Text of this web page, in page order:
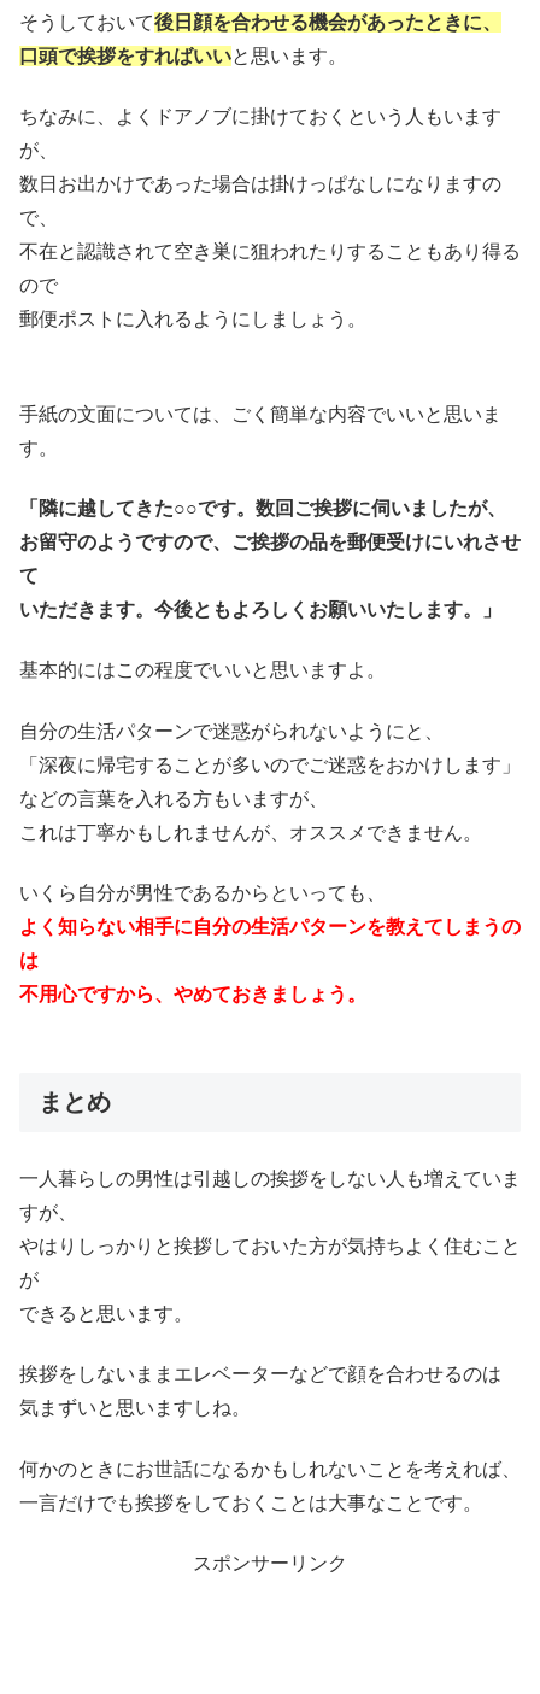
そうしておいて後日顔を合わせる機会があったときに、
口頭で挨拶をすればいいと思います。
ちなみに、よくドアノブに掛けておくという人もいます
が、
数日お出かけであった場合は掛けっぱなしになりますの
で、
不在と認識されて空き巣に狙われたりすることもあり得る
ので
郵便ポストに入れるようにしましょう。
手紙の文面については、ごく簡単な内容でいいと思いま
す。
「隣に越してきた○○です。数回ご挨拶に伺いましたが、
お留守のようですので、ご挨拶の品を郵便受けにいれさせ
て
いただきます。今後ともよろしくお願いいたします。」
基本的にはこの程度でいいと思いますよ。
自分の生活パターンで迷惑がられないようにと、
「深夜に帰宅することが多いのでご迷惑をおかけします」
などの言葉を入れる方もいますが、
これは丁寧かもしれませんが、オススメできません。
いくら自分が男性であるからといっても、
よく知らない相手に自分の生活パターンを教えてしまうの
は
不用心ですから、やめておきましょう。
まとめ
一人暮らしの男性は引越しの挨拶をしない人も増えていま
すが、
やはりしっかりと挨拶しておいた方が気持ちよく住むこと
が
できると思います。
挨拶をしないままエレベーターなどで顔を合わせるのは
気まずいと思いますしね。
何かのときにお世話になるかもしれないことを考えれば、
一言だけでも挨拶をしておくことは大事なことです。
スポンサーリンク